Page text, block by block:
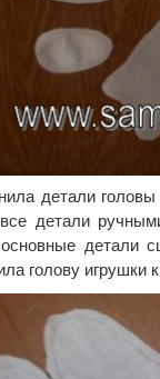
детали
детали
детали
голову игрушки